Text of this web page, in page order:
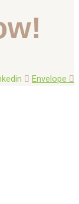
Envelope